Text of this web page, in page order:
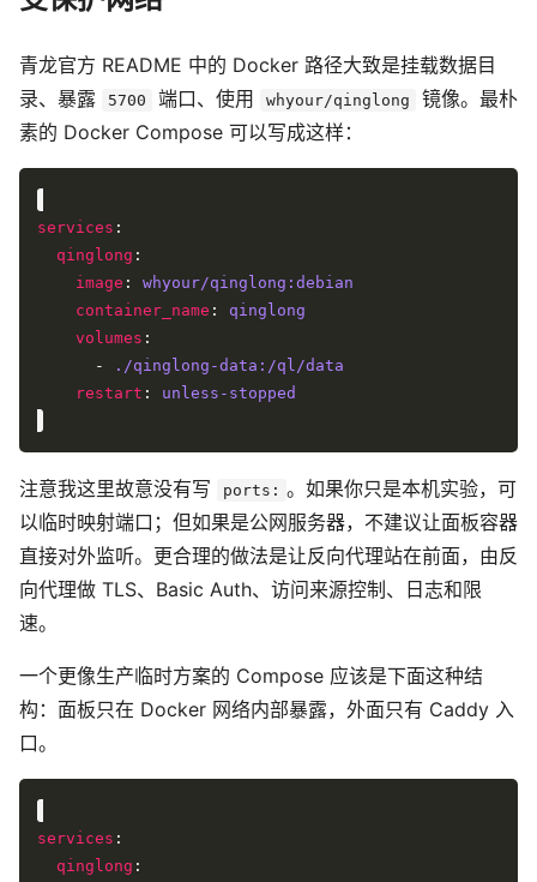
青龙官方 README 中的 Docker 路径大致是挂载数据目
录、暴露
5700 端口、使用 whyour/qinglong
镜像。最朴
素的 Docker Compose 可以写成这样：
services
qinglong
image : whyour/qinglong:debian
container_name : qinglong
volumes
      -
./qinglong-data:/ql/data
restart : unless-stopped
注意我这里故意没有写 ports: 。如果你只是本机实验，可
以临时映射端口；但如果是公网服务器，不建议让面板容器
直接对外监听。更合理的做法是让反向代理站在前面，由反
向代理做 TLS、Basic Auth、访问来源控制、日志和限
速。
一个更像生产临时方案的 Compose 应该是下面这种结
构：面板只在 Docker 网络内部暴露，外面只有 Caddy 入
口。
services
qinglong